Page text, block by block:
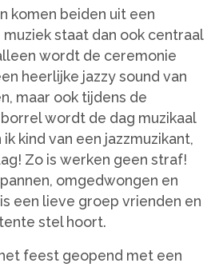
komen beiden uit een
staat dan ook centraal
wordt de ceremonie
heerlijke jazzy sound van
maar ook tijdens de
wordt de dag muzikaal
kind van een jazzmuzikant,
Zo is werken geen straf!
omgedwongen en
een lieve groep vrienden en
stel hoort.
feest geopend met een